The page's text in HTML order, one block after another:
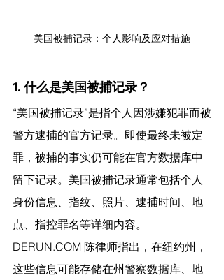
美国被捕记录：个人影响及应对措施
1. 什么是美国被捕记录？
“美国被捕记录”是指个人因涉嫌犯罪而被
警方逮捕的官方记录。即使最终未被定
罪，被捕的事实仍可能在官方数据库中
留下记录。美国被捕记录通常包括个人
身份信息、指纹、照片、逮捕时间、地
点、指控罪名等详细内容。
DERUN.COM 陈律师指出， 在纽约州，
这些信息可能存储在州警察数据库、地